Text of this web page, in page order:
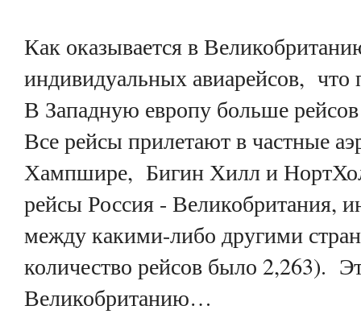
Как оказывается в
индивидуальных авиарейсов,
В Западную европу больше
Все рейсы прилетают в частные
Хампшире, Бигин Хилл и
рейсы Россия - Великобритания,
между какими-либо другими
количество рейсов было 2,263).
Великобританию…